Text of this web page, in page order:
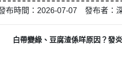
布時間：2026-07-07 發布者：
白帶變綠、豆腐渣係咩原因？發